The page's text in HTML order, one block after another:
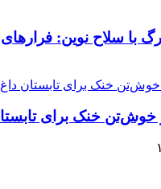
با سلاح نوین:
خوش‌تن خنک برای